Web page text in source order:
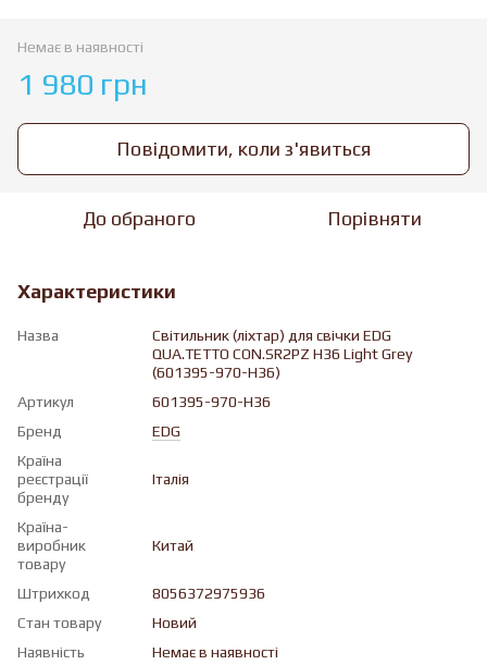
Немає в наявності
1 980 грн
Повідомити, коли з'явиться
До обраного Порівняти
Характеристики
Назва
Світильник (ліхтар) для свічки EDG
QUA.TETTO CON.SR2PZ H36 Light Grey
(601395-970-H36)
Артикул
601395-970-H36
Бренд
EDG
Країна
реєстрації
бренду
Італія
Країна-
виробник
товару
Китай
Штрихкод
8056372975936
Стан товару
Новий
Наявність
Немає в наявності